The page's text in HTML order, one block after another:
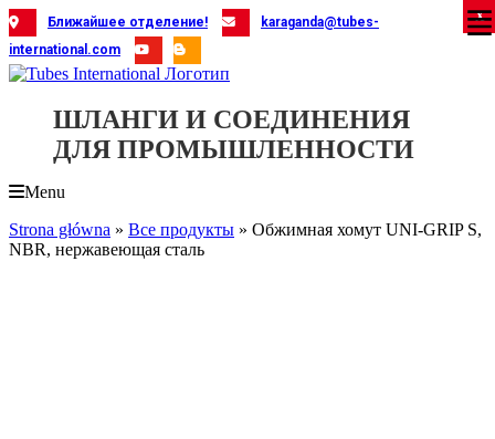
Skip
to
content
Ближайшее отделение!
karaganda@tubes-
international.com
ШЛАНГИ И СОЕДИНЕНИЯ
ДЛЯ ПРОМЫШЛЕННОСТИ
Menu
Strona główna » Все продукты » Обжимная хомут UNI-GRIP S,
NBR, нержавеющая сталь
X
X
X
X
X
X
X
X
X
X
X
X
X
X
X
X
X
X
X